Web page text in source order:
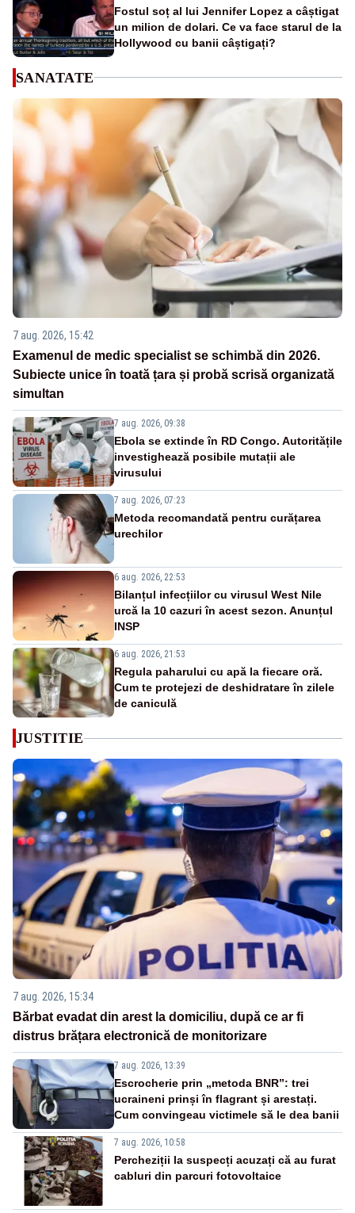
Fostul soț al lui Jennifer Lopez a câștigat
un milion de dolari. Ce va face starul de la
Hollywood cu banii câștigați?
SANATATE
7 aug. 2026, 15:42
Examenul de medic specialist se schimbă din 2026.
Subiecte unice în toată țara și probă scrisă organizată
simultan
7 aug. 2026, 09:38
Ebola se extinde în RD Congo. Autoritățile
investighează posibile mutații ale
virusului
7 aug. 2026, 07:23
Metoda recomandată pentru curățarea
urechilor
6 aug. 2026, 22:53
Bilanțul infecțiilor cu virusul West Nile
urcă la 10 cazuri în acest sezon. Anunțul
INSP
6 aug. 2026, 21:53
Regula paharului cu apă la fiecare oră.
Cum te protejezi de deshidratare în zilele
de caniculă
JUSTITIE
7 aug. 2026, 15:34
Bărbat evadat din arest la domiciliu, după ce ar fi
distrus brățara electronică de monitorizare
7 aug. 2026, 13:39
Escrocherie prin „metoda BNR”: trei
ucraineni prinși în flagrant și arestați.
Cum convingeau victimele să le dea banii
7 aug. 2026, 10:58
Percheziții la suspecți acuzați că au furat
cabluri din parcuri fotovoltaice